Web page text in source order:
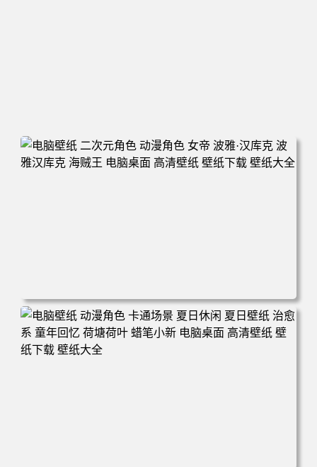
电脑壁纸 二次元角色 动漫角色 女帝 波雅·汉库克 波雅汉库
克 海贼王 电脑桌面 高清壁纸 壁纸下载 壁纸大全